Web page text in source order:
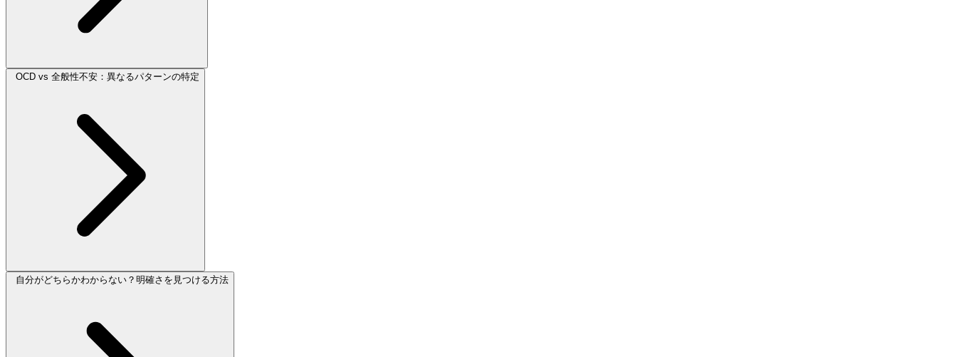
OCD vs 全般性不安：異なるパターンの特定
自分がどちらかわからない？明確さを見つける方法